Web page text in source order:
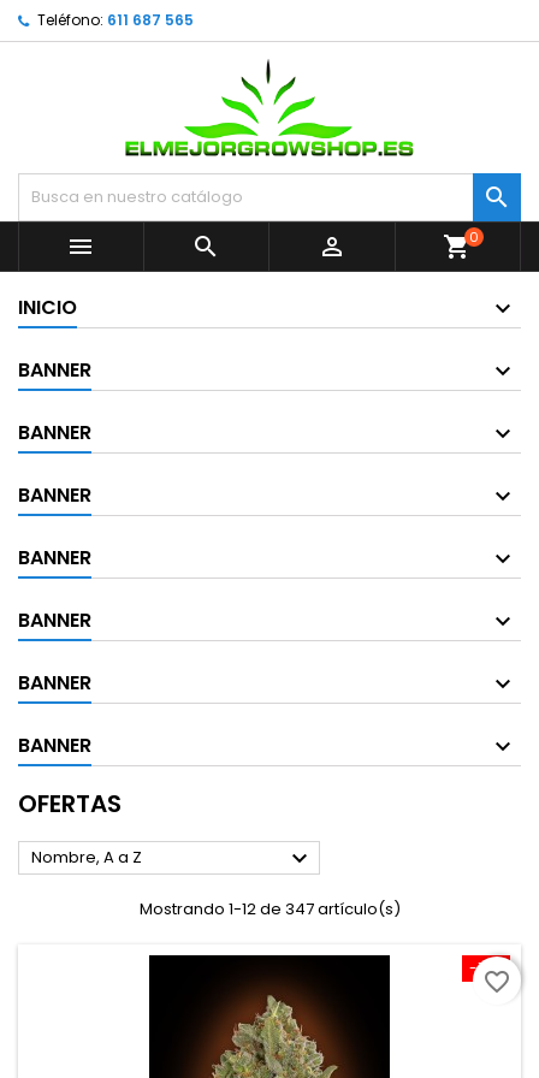
Teléfono: 611 687 565


  shopping_cart0
INICIO
BANNER
BANNER
BANNER
BANNER
BANNER
BANNER
BANNER
OFERTAS
Nombre, A a Z 
Mostrando 1-12 de 347 artículo(s)
-10%
favorite_border